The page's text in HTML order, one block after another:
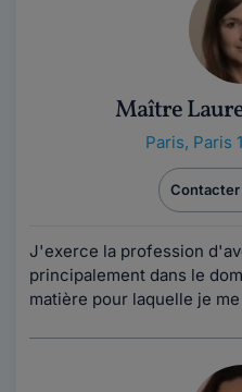
Maître
Paris, Paris
J'exerce la profession
principalement dans le
matière pour laquelle je